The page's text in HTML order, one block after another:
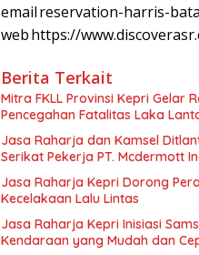
email reservation-harris-
web https://
Berita Terkait
Mitra FKLL Provinsi Kepri Gelar
Pencegahan Fatalitas Laka
Jasa Raharja dan Kamsel
Serikat Pekerja PT. Mcdermott
Jasa Raharja Kepri Dorong
Kecelakaan Lalu Lintas
Jasa Raharja Kepri Inisiasi
Kendaraan yang Mudah dan